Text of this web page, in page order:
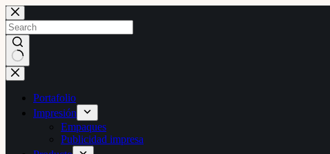
Skip
to
content
No
results
Portafolio
Impresión
Empaques
Publicidad impresa